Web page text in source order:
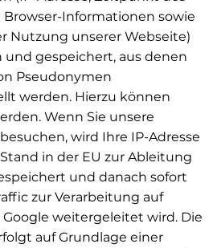
Browser-Informationen sowie
Nutzung unserer Webseite)
gespeichert, aus denen
Pseudonymen
werden. Hierzu können
Wenn Sie unsere
wird Ihre IP-Adresse
in der EU zur Ableitung
und danach sofort
zur Verarbeitung auf
weitergeleitet wird. Die
auf Grundlage einer